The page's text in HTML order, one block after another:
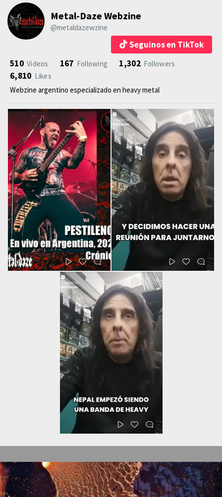
Metal-Daze Webzine
@metaldazewzine
Seguinos en TikTok
510 Videos 167 Following 1,302 Followers
6,810 Likes
Webzine argentino especializado en heavy metal